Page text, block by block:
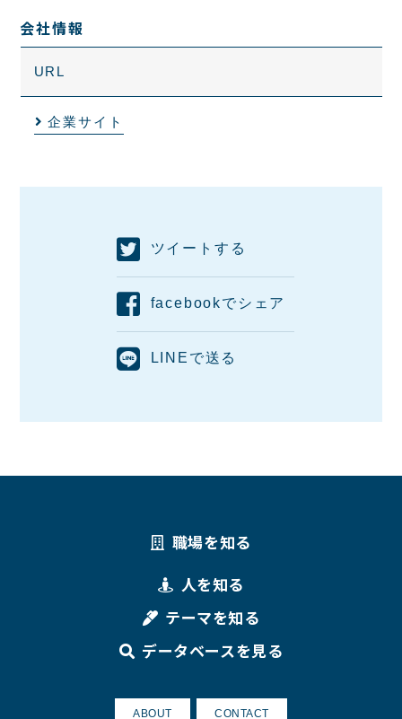
会社情報
URL
企業サイト
ツイートする
facebookでシェア
LINEで送る
職場を知る
人を知る
テーマを知る
データベースを見る
ABOUT CONTACT